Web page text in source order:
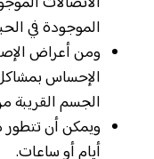
الموجودة في
ومن أعراض
الإحساس
الجسم القريبة
ويمكن أن تتطور
أيام أو ساعات.